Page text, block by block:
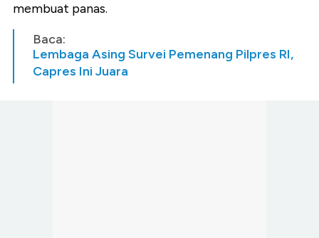
membuat panas.
Baca:
Lembaga Asing Survei Pemenang Pilpres RI,
Capres Ini Juara